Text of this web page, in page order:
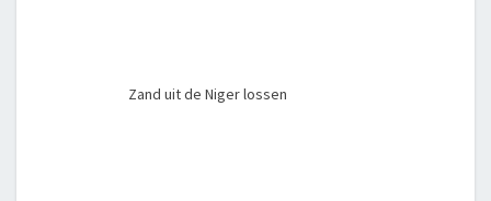
Zand uit de Niger lossen